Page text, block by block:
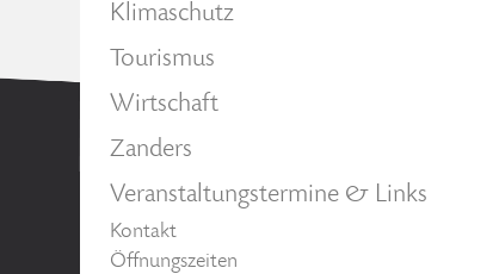
Klimaschutz
Tourismus
Wirtschaft
Zanders
Veranstaltungstermine & Links
Kontakt
Öffnungszeiten